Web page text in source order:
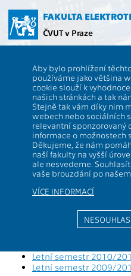
hlavní
obsah
FAKULTA
ČVUT v Praze
Aby bylo prohlížení
používáme jako většina
cookie slouží k
našich stránkách a tak
Stejně tak vám díky nim
webech nebo sociálních
relevantní sponzorovaný
informace o možnostech
Děkujeme, že nám
naší fakulty na vyšší
ale nesvedeme.
vaše brouzdání po
VÍCE INFORMACÍ
Výsledky
předmět
Letní semestr 2020/
Letní semestr 2019/
Letní semestr 2018/
Zimní semestr 2018/
Letní semestr 2017/
Letní semestr 2016/
Letní semestr 2014/
Letní semestr 2013/
Letní semestr 2010/
Letní semestr 2009/